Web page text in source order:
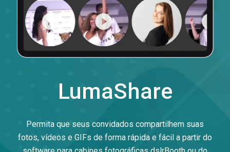
LumaShare
Permita que seus convidados compartilhem suas
fotos, vídeos e GIFs de forma rápida e fácil a partir do